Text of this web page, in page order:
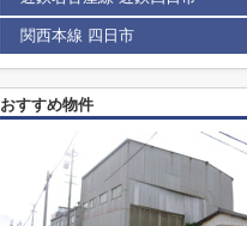
関西本線 四日市
おすすめ物件